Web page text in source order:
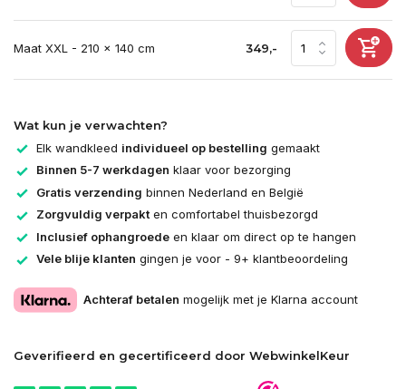
Maat XXL - 210 x 140 cm 349,-
Wat kun je verwachten?
Elk wandkleed individueel op bestelling gemaakt
Binnen 5-7 werkdagen klaar voor bezorging
Gratis verzending binnen Nederland en België
Zorgvuldig verpakten comfortabel thuisbezorgd
Inclusief ophangroede en klaar om direct op te hangen
Vele blije klanten gingen je voor - 9+ klantbeoordeling
Achteraf betalen mogelijk met je Klarna account
Geverifieerd en gecertificeerd door WebwinkelKeur